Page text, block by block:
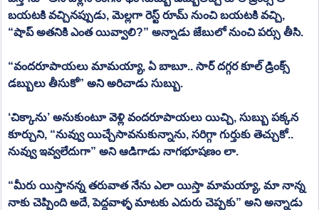
బయటకి వచ్చినప్పుడు, మెల్లగా రెస్ట్ రూమ్ నుంచి బయటకి వచ్చి,
“షాప్ అతనికి ఎంత యివ్వాలి?” అన్నాడు జేబులో నుంచి పర్సు తీసి.
“వందరూపాయలు మామయ్యా, ఏ బాబూ.. సార్ దగ్గర కూల్ డ్రింక్స్
డబ్బులు తీసుకో” అని అరిచాడు సుబ్బు.
‘చిక్కాను’ అనుకుంటూ వెళ్లి వందరూపాయలు యిచ్చి, సుబ్బు పక్కన
కూర్చుని, “నువ్వు యిచ్చేసావనుకున్నాను, సరిగ్గా గుర్తుకు తెచ్చుకో..
నువ్వు ఇవ్వలేదుగా” అని ఆడిగాడు నాగభూషణం లా.
“మీరు యిస్తానన్న తరువాత నేను ఎలా యిస్తా మామయ్యా, మా నాన్న
నాకు చెప్పింది అదే, పెద్దవాళ్ళ మాటకు ఎదురు చెప్పకు” అని అన్నాడు